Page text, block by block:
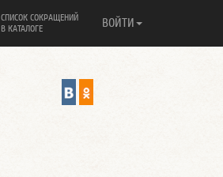
СПИСОК СОКРАЩЕНИЙ
В КАТАЛОГЕ
ВОЙТИ